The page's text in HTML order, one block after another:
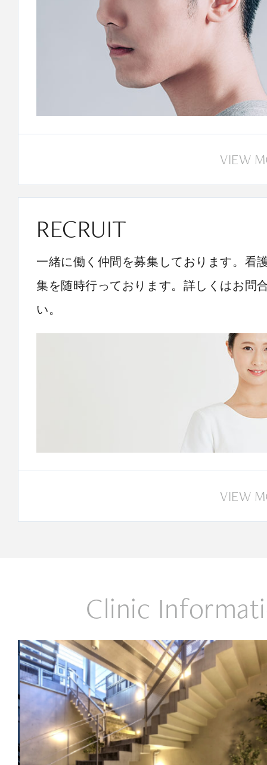
VIEW
RECRUIT
一緒に働く仲間を募集しております。看
集を随時行っております。詳しくはお問
い。
VIEW
Clinic